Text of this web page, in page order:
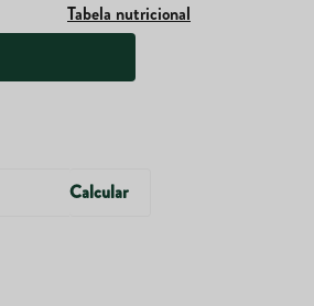
Tabela nutricional